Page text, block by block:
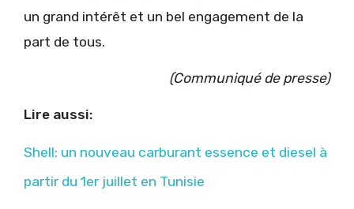
un grand intérêt et un bel engagement de la
part de tous.
(Communiqué de presse)
Lire aussi:
Shell: un nouveau carburant essence et diesel à
partir du 1er juillet en Tunisie